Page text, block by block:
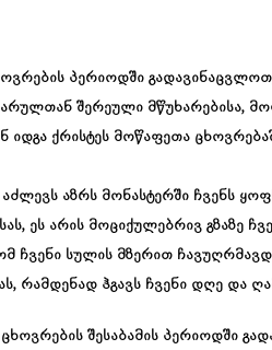
პერიოდში
შერეული
იდგა ქრისტეს მოწაფეთა
აზრს მონასტერში ჩვენს
ეს არის მოციქულებრივ გზაზე
ჩვენი სულის მზერით
რამდენად ჰგავს ჩვენი დღე და
შესაბამის პერიოდში